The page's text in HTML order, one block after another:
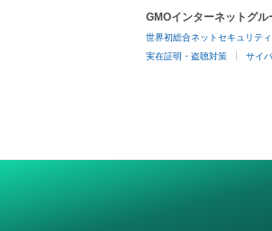
GMOインターネットグ
世界初総合ネットセキュリテ
実在証明・盗聴対策 サイ